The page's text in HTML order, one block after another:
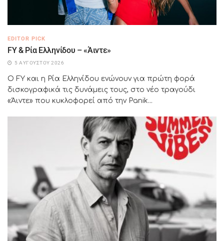
EDITOR PICK
FY & Ρία Ελληνίδου – «Άιντε»
5 ΑΥΓΟΎΣΤΟΥ 2026
Ο FY και η Ρία Ελληνίδου ενώνουν για πρώτη φορά
δισκογραφικά τις δυνάμεις τους, στο νέο τραγούδι
«Άιντε» που κυκλοφορεί από την Panik...